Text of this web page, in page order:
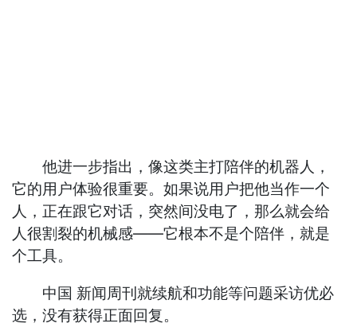
他进一步指出，像这类主打陪伴的机器人，
它的用户体验很重要。如果说用户把他当作一个
人，正在跟它对话，突然间没电了，那么就会给
人很割裂的机械感——它根本不是个陪伴，就是
个工具。
中国 新闻周刊就续航和功能等问题采访优必
选，没有获得正面回复。